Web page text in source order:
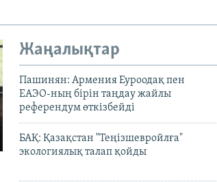
Жаңалықтар
Пашинян: Армения Еуроодақ пен
ЕАЭО-ның бірін таңдау жайлы
референдум өткізбейді
БАҚ: Қазақстан "Теңізшевройлға"
экологиялық талап қойды